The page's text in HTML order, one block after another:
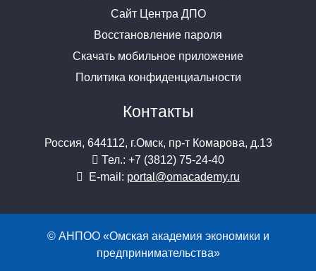
Сайт Центра ДПО
Восстановление пароля
Скачать мобильное приложение
Политика конфиденциальности
Контакты
Россия, 644112, г.Омск, пр-т Комарова, д.13
Тел.: +7 (3812) 75-24-40
E-mail: portal@omacademy.ru
© АНПОО «Омская академия экономики и
предпринимательства»